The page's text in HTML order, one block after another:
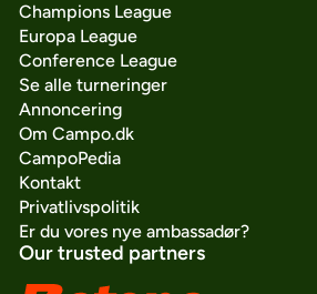
Champions League
Europa League
Conference League
Se alle turneringer
Annoncering
Om Campo.dk
CampoPedia
Kontakt
Privatlivspolitik
Er du vores nye ambassadør?
Our trusted partners